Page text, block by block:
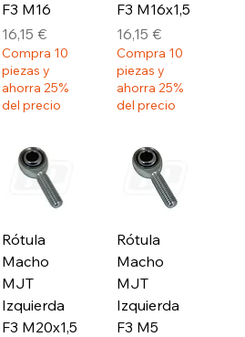
F3 M16
Precio
16,15 €
Compra 10
piezas y
ahorra 25%
del precio
F3 M16x1,5
Precio
16,15 €
Compra 10
piezas y
ahorra 25%
del precio
Rótula
Macho
MJT
Izquierda
F3 M20x1,5
Rótula
Macho
MJT
Izquierda
F3 M5